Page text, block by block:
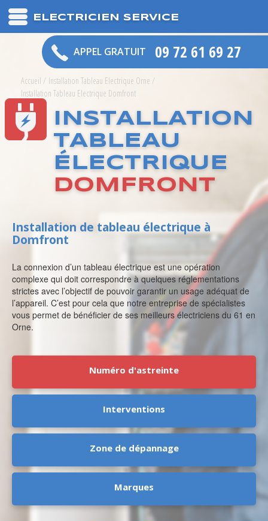
ELECTRICIEN SERVICE
APPEL GRATUIT 09 72 61 69 27
Accueil / Installation Tableau Electrique Orne /
Installation Tableau Electrique Domfront
INSTALLATION
TABLEAU
ÉLECTRIQUE
DOMFRONT
Installation de tableau électrique à
Domfront
La connexion d’un tableau électrique est une opération
complexe qui doit correspondre à quelques réglementations
strictes avec l’objectif de pouvoir garantir un usage adéquat de
l’appareil. C’est pour cela que notre entreprise de spécialistes
vous permet de bénéficier de ses meilleurs électriciens du 61 en
Orne.
Numéro d'astreinte
Interventions
Zone de dépannage
Marques